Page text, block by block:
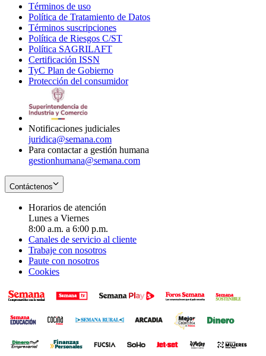
Términos de uso
in
new
window
Política de Tratamiento de Datos
Términos suscripciones
in
Política de Riesgos C/ST
Política SAGRILAFT
new
window
Certificación ISSN
in
new
TyC Plan de Gobierno
in
Protección del consumidorOpens
Notificaciones judiciales
juridica@semana.com
Para contactar a gestión humana
gestionhumana@semana.com
Contáctenos
Horarios de atención
Lunes a Viernes
8:00 a.m. a 6:00 p.m.
Canales de servicio al cliente
Trabaje con nosotros
Paute con nosotros
Cookies